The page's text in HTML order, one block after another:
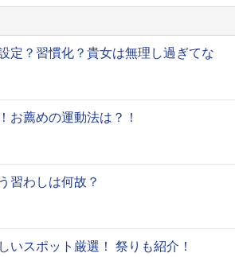
定？習慣化？貴女は無理し過ぎてな
お薦めの運動法は？！
習わしは何故？
いスポット厳選！ 祭りも紹介！